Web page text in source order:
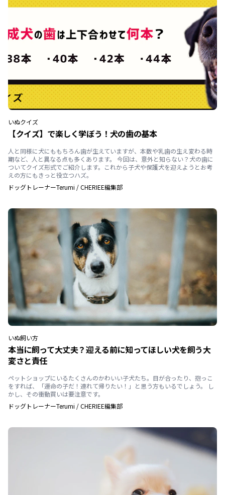
いぬクイズ
【クイズ】で楽しく学ぼう！犬の歯の基本
人と同様に犬にももちろん歯が生えていますが、本数や乳歯の生え変わる時
期など、人と異なる点も多くあります。 今回は、意外と知らない？犬の歯に
ついてクイズ形式でご紹介します。これから子犬や保護犬を迎えようとお考
えの方にもきっと役立つハズ。
ドッグトレーナーTerumi /CHERIEE編集部
いぬ飼い方
本当に飼って大丈夫？迎える前に知ってほしい犬を飼う大
変さと責任
ペットショップにいるたくさんのかわいい子犬たち。目が合ったり、抱っこ
をすれば、「運命の子だ！連れて帰りたい！」と思う方もいるでしょう。 し
かし、その衝動買いは要注意です。
ドッグトレーナーTerumi /CHERIEE編集部